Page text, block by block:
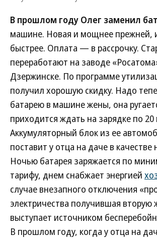
В прошлом году Олег заменил
машине. Новая и мощнее прежней,
быстрее. Оплата — в рассрочку.
переработают на заводе
Дзержинске. По программе
получил хорошую скидку. Надо
батарею в машине жены, она
приходится ждать на зарядке по 20
Аккумуляторный блок из ее
поставит у отца на даче в качестве
Ночью батарея заряжается по
тарифу, днем снабжает энергией
случае внезапного отключения
электричества получившая вторую
выступает источником
В прошлом году, когда у отца на